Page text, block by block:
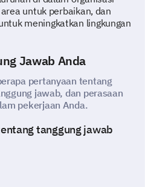
untuk perbaikan, dan
meningkatkan lingkungan
Jawab Anda
pertanyaan tentang
jawab, dan perasaan
pekerjaan Anda.
tanggung jawab